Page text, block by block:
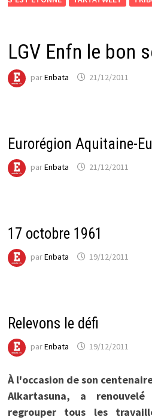
LGV Enfn le bon
parEnbata 21/12/2011
Eurorégion Aquitaine-
parEnbata 21/12/2011
17 octobre 1961
parEnbata 19/12/2011
Relevons le défi
parEnbata 19/12/2011
À l'occasion de son
Alkartasuna, a
regrouper tous les